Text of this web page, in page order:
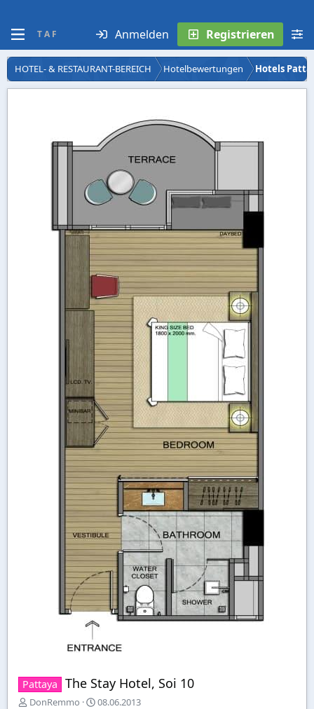
T A F Anmelden Registrieren
HOTEL- & RESTAURANT-BEREICH Hotelbewertungen Hotels
Pattaya The Stay Hotel, Soi 10
E
DonRemmo
E
08.06.2013